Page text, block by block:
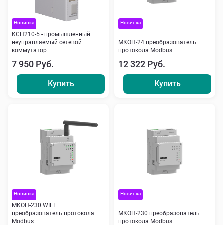
Новинка
КСН210-5 - промышленный
неуправляемый сетевой
коммутатор
7 950 Руб.
Купить
Новинка
МКОН-24 преобразователь
протокола Modbus
12 322 Руб.
Купить
Новинка
МКОН-230.WIFI
преобразователь протокола
Modbus
Новинка
МКОН-230 преобразователь
протокола Modbus